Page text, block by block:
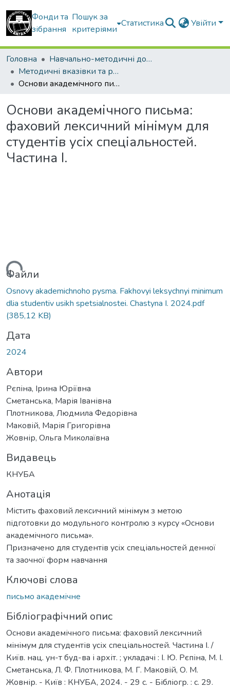
Фонди та
зібрання
Пошук за
критеріями
Статистика Увійти
Головна
Навчально-методичні документи
Методичні вказівки та рекомендації
Основи академічного письма: фаховий лексичний мінімум для студентів усіх спеціальностей. Частина І.
Основи академічного письма:
фаховий лексичний мінімум для
студентів усіх спеціальностей.
Частина І.
Вантажиться...
Файли
Osnovy akademichnoho pysma. Fakhovyi leksychnyi minimum
dlia studentiv usikh spetsialnostei. Chastyna I. 2024.pdf
(385,12 KB)
Дата
2024
Автори
Рєпіна, Ірина Юріївна
Сметанська, Марія Іванівна
Плотникова, Людмила Федорівна
Маковій, Марія Григорівна
Жовнір, Ольга Миколаївна
Видавець
КНУБА
Анотація
Містить фаховий лексичний мінімум з метою
підготовки до модульного контролю з курсу «Основи
академічного письма».
Призначено для студентів усіх спеціальностей денної
та заочної форм навчання
Ключові слова
письмо академічне
Бібліографічний опис
Основи академічного письма: фаховий лексичний
мінімум для студентів усіх спеціальностей. Частина І. /
Київ. нац. ун-т буд-ва і архіт. ; укладачі : І. Ю. Рєпіна, М. І.
Сметанська, Л. Ф. Плотникова, М. Г. Маковій, О. М.
Жовнір. - Київ : КНУБА, 2024. - 29 с. - Бібліогр. : с. 29.